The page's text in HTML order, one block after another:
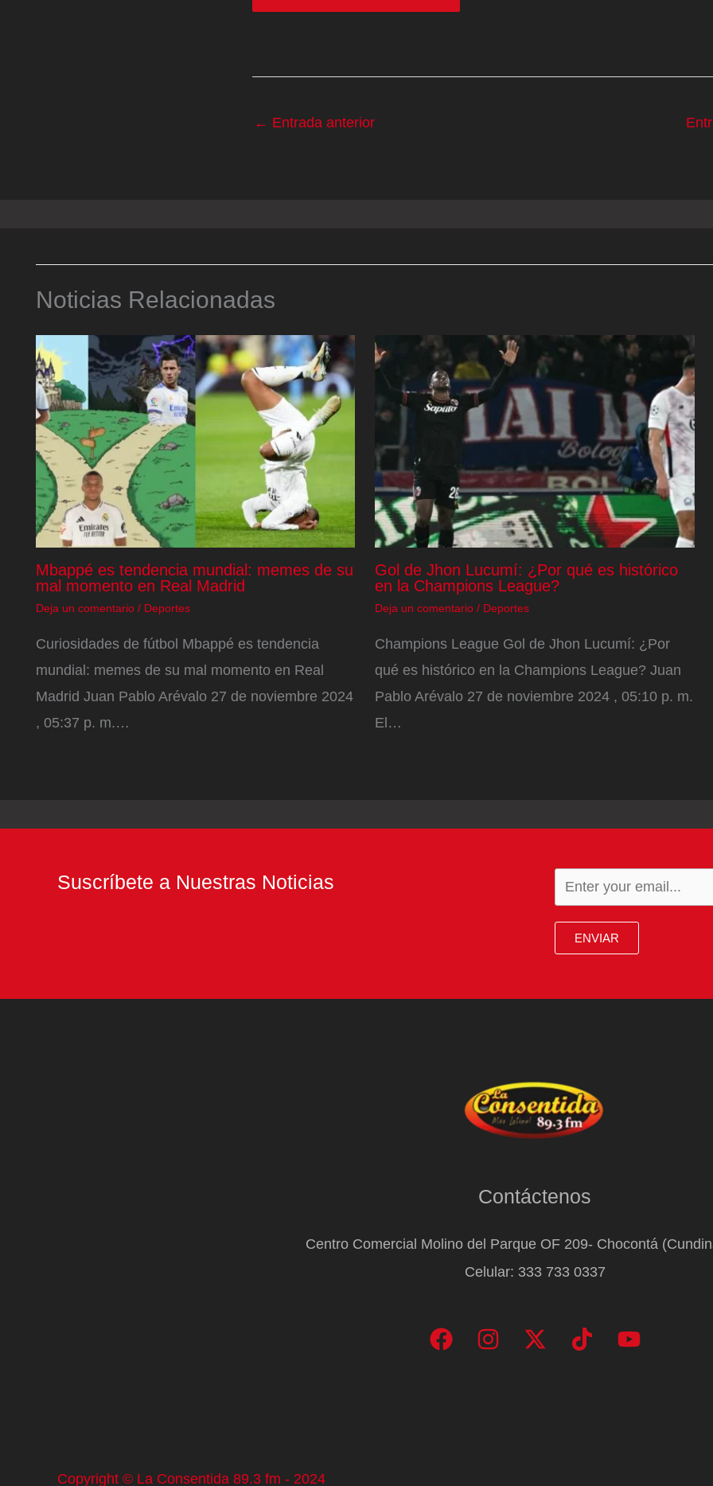
← Entrada anterior
Noticias Relacionadas
Mbappé es tendencia mundial: memes de su
mal momento en Real Madrid
Deja un comentario / Deportes
Curiosidades de fútbol Mbappé es tendencia
mundial: memes de su mal momento en Real
Madrid Juan Pablo Arévalo 27 de noviembre 2024
, 05:37 p. m.…
Gol de Jhon Lucumí: ¿Por qué es histórico
en la Champions League?
Deja un comentario / Deportes
Champions League Gol de Jhon Lucumí: ¿Por
qué es histórico en la Champions League? Juan
Pablo Arévalo 27 de noviembre 2024 , 05:10 p. m.
El…
Suscríbete a Nuestras Noticias
ENVIAR
Contáctenos
Centro Comercial Molino del Parque OF 209- Chocontá
Celular: 333 733 0337
Copyright © La Consentida 89.3 fm - 2024